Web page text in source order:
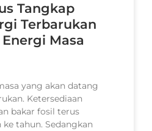
Tangkap
Terbarukan
Masa
yang akan datang
Ketersediaan
bakar fosil terus
tahun. Sedangkan